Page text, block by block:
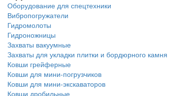
Оборудование для спецтехники
Вибропогружатели
Гидромолоты
Гидроножницы
Захваты вакуумные
Захваты для укладки плитки и бордюрного камня
Ковши грейферные
Ковши для мини-погрузчиков
Ковши для мини-экскаваторов
Ковши дробильные